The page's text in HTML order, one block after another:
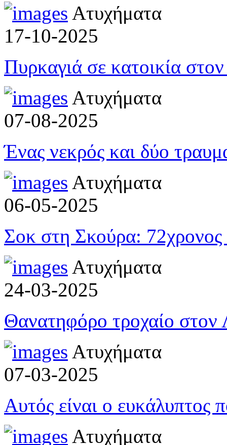
Ατυχήματα
17-10-2025
Πυρκαγιά σε κατοικία
Ατυχήματα
07-08-2025
Ένας νεκρός και δύο
Ατυχήματα
06-05-2025
Σοκ στη Σκούρα: 72χρονος
Ατυχήματα
24-03-2025
Θανατηφόρο τροχαίο στον
Ατυχήματα
07-03-2025
Αυτός είναι ο ευκάλυπτος
Ατυχήματα